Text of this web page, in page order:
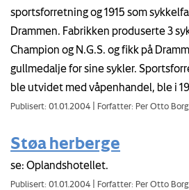
sportsforretning og 1915 som
Drammen. Fabrikken produserte 3
Champion og N.G.S. og fikk på
gullmedalje for sine sykler.
ble utvidet med våpenhandel, ble i
Publisert: 01.01.2004 Forfatter: Per Otto
Støa herberge
se: Oplandshotellet.
Publisert: 01.01.2004 Forfatter: Per Otto